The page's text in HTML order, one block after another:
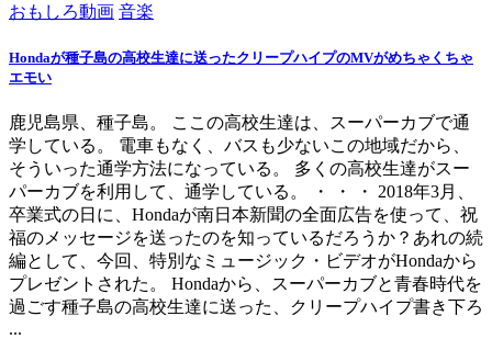
おもしろ動画 音楽
Hondaが種子島の高校生達に送ったクリープハイプのMVがめちゃくちゃ
エモい
鹿児島県、種子島。 ここの高校生達は、スーパーカブで通
学している。 電車もなく、バスも少ないこの地域だから、
そういった通学方法になっている。 多くの高校生達がスー
パーカブを利用して、通学している。 ・ ・ ・ 2018年3月、
卒業式の日に、Hondaが南日本新聞の全面広告を使って、祝
福のメッセージを送ったのを知っているだろうか？あれの続
編として、今回、特別なミュージック・ビデオがHondaから
プレゼントされた。 Hondaから、スーパーカブと青春時代を
過ごす種子島の高校生達に送った、クリープハイプ書き下ろ
...